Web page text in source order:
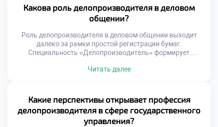
простого исполнителя инструкций. Креативность в
документообороте проявляется через умение
оптимизировать сложные процессы. Специалист находит
Какова роль делопроизводителя в деловом
общении?
Роль делопроизводителя в деловом общении выходит
далеко за рамки простой регистрации бумаг.
Специальность «Делопроизводитель» формирует
Специалист выступает связующим звеном между
развития навыков коммуникации. Учебная программа
уделяет огромное внимание культуре речи и этикету.
Будущие профессионалы учатся выстраивать
конструктивный […]
Читать далее
Какие перспективы открывает профессия
делопроизводителя в сфере государственного
управления?